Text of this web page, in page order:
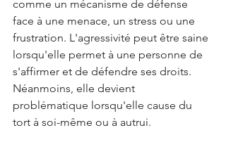
comme un mécanisme de défense
face à une menace, un stress ou une
frustration. L'agressivité peut être saine
lorsqu'elle permet à une personne de
s'affirmer et de défendre ses droits.
Néanmoins, elle devient
problématique lorsqu'elle cause du
tort à soi-même ou à autrui.